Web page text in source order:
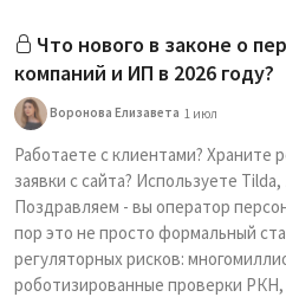
Что нового в законе о
компаний и ИП в 2026 году?
Воронова Елизавета 1 июл
Работаете с клиентами? Храните
заявки с сайта? Используете
Поздравляем - вы оператор
пор это не просто формальный
регуляторных рисков:
роботизированные проверки РКН,